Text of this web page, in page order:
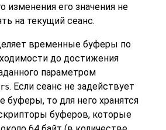
изменения его значения не
на текущий сеанс.
временные буферы по
до достижения
параметром
. Если сеанс не задействует
буферы, то для него хранятся
буферов, которые